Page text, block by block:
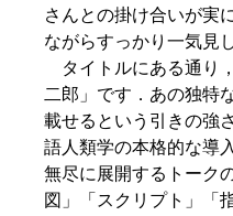
さんとの掛け合いが実
ながらすっかり一気見
タイトルにある通り
二郎」です．あの独特
載せるという引きの強
語人類学の本格的な導
無尽に展開するトーク
図」「スクリプト」「